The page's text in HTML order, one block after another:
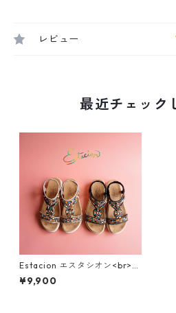
レビュー
最近チェック
Estacion エスタシオン<br>エ
スニック調カラフルビーズデ
ザインコンフォートサンダル 3
¥9,900